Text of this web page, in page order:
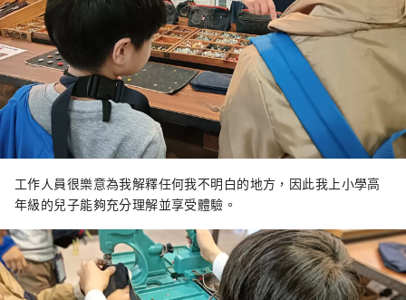
工作人員很樂意為我解釋任何我不明白的地方，因此我上小學高
年級的兒子能夠充分理解並享受體驗。